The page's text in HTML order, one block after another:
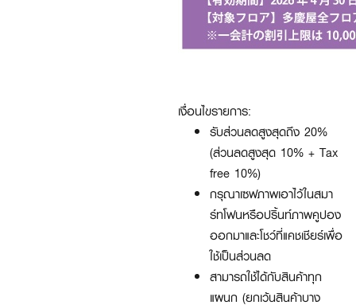
เงื่อนไขรายการ:
รับส่วนลดสูงสุดถึง 20%
(ส่วนลดสูงสุด 10% + Tax
free 10%)
กรุณาเซฟภาพเอาไว้ในสมา
ร์ทโฟนหรือปริ้นท์ภาพคูปอง
ออกมาและโชว์ที่แคชเชียร์เพื่อ
ใช้เป็นส่วนลด
สามารถใช้ได้กับสินค้าทุก
แผนก (ยกเว้นสินค้าบาง